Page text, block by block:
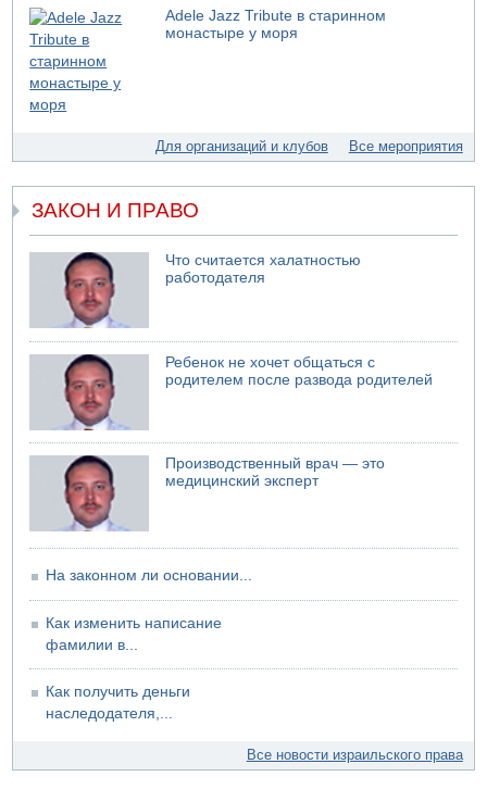
75-летний мужчина получил тяжелые ножевые ранения
в результате нападения на улице Левински в Тель-
Авиве
Американцы за пять месяцев израсходовали почти все
запасы ракет
04.08.2026 13:12
Ракетная атака на судно вблизи Омана
04.08.2026 12:29
Малыш обварился супом в Бней-Браке
04.08.2026 10:13
Троих подростков унесло течением на Кинерете
04.08.2026 08:45
Атака на склады в Подмосковье и Ленинградской
области
Adele Jazz Tribute в старинном
монастыре у моря
Для организаций и клубов Все мероприятия
ЗАКОН И ПРАВО
Что считается халатностью
работодателя
Ребенок не хочет общаться с
родителем после развода родителей
Производственный врач — это
медицинский эксперт
На законном ли основании...
Как изменить написание
фамилии в...
Как получить деньги
наследодателя,...
Все новости израильского права